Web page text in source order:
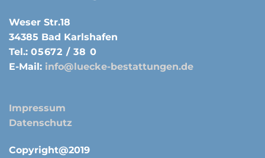
Weser Str.18
34385 Bad Karlshafen
Tel.: 05672 / 38 0
E-Mail: info@luecke-bestattungen.de
Impressum
Datenschutz
Copyright@2019